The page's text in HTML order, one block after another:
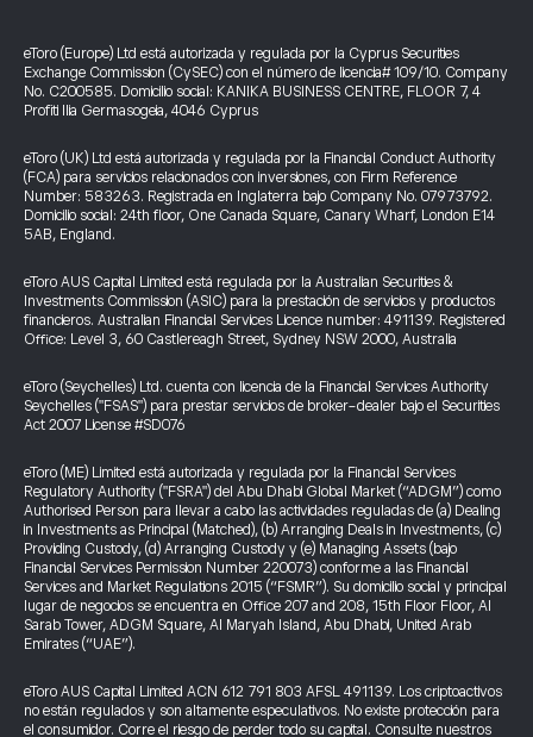
eToro (Europe) Ltd está autorizada y regulada por la Cyprus Securities
Exchange Commission (CySEC) con el número de licencia# 109/10. Company
No. C200585. Domicilio social: KANIKA BUSINESS CENTRE, FLOOR 7, 4
Profiti Ilia Germasogeia, 4046 Cyprus
eToro (UK) Ltd está autorizada y regulada por la Financial Conduct Authority
(FCA) para servicios relacionados con inversiones, con Firm Reference
Number: 583263. Registrada en Inglaterra bajo Company No. 07973792.
Domicilio social: 24th floor, One Canada Square, Canary Wharf, London E14
5AB, England.
eToro AUS Capital Limited está regulada por la Australian Securities &
Investments Commission (ASIC) para la prestación de servicios y productos
financieros. Australian Financial Services Licence number: 491139. Registered
Office: Level 3, 60 Castlereagh Street, Sydney NSW 2000, Australia
eToro (Seychelles) Ltd. cuenta con licencia de la Financial Services Authority
Seychelles ("FSAS") para prestar servicios de broker-dealer bajo el Securities
Act 2007 License #SD076
eToro (ME) Limited está autorizada y regulada por la Financial Services
Regulatory Authority ("FSRA") del Abu Dhabi Global Market (“ADGM”) como
Authorised Person para llevar a cabo las actividades reguladas de (a) Dealing
in Investments as Principal (Matched), (b) Arranging Deals in Investments, (c)
Providing Custody, (d) Arranging Custody y (e) Managing Assets (bajo
Financial Services Permission Number 220073) conforme a las Financial
Services and Market Regulations 2015 (“FSMR”). Su domicilio social y principal
lugar de negocios se encuentra en Office 207 and 208, 15th Floor Floor, Al
Sarab Tower, ADGM Square, Al Maryah Island, Abu Dhabi, United Arab
Emirates (“UAE”).
eToro AUS Capital Limited ACN 612 791 803 AFSL 491139. Los criptoactivos
no están regulados y son altamente especulativos. No existe protección para
el consumidor. Corre el riesgo de perder todo su capital. Consulte nuestros